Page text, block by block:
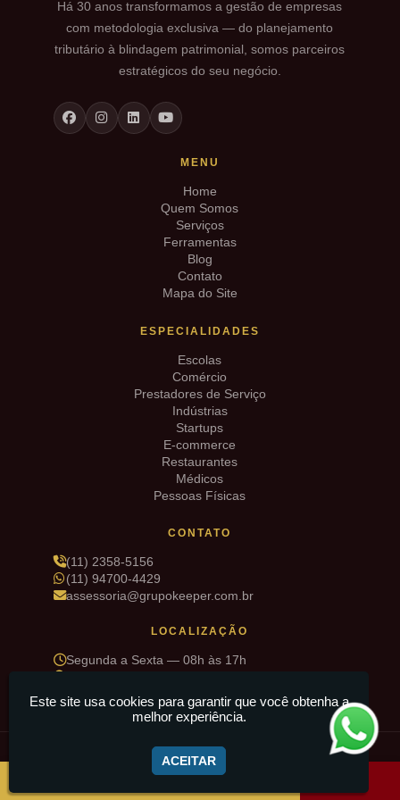
Há 30 anos transformamos a gestão de empresas
com metodologia exclusiva — do planejamento
tributário à blindagem patrimonial, somos parceiros
estratégicos do seu negócio.
MENU
Home
Quem Somos
Serviços
Ferramentas
Blog
Contato
Mapa do Site
ESPECIALIDADES
Escolas
Comércio
Prestadores de Serviço
Indústrias
Startups
E-commerce
Restaurantes
Médicos
Pessoas Físicas
CONTATO
(11) 2358-5156
(11) 94700-4429
assessoria@grupokeeper.com.br
LOCALIZAÇÃO
Segunda a Sexta — 08h às 17h
Guarulhos/SP
© 2026 Grupo Keeper · Todos os direitos reservados
Este site usa cookies para garantir que você obtenha a
melhor experiência.
ACEITAR